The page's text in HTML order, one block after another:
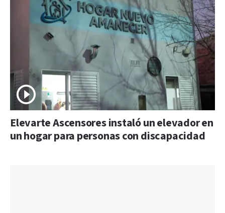
Elevarte Ascensores instaló un elevador en
un hogar para personas con discapacidad